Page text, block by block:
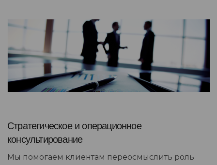
Стратегическое и операционное
консультирование
Мы помогаем клиентам переосмыслить роль